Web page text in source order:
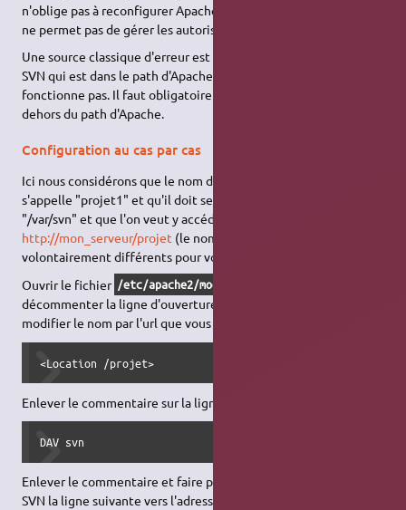
n'oblige pas à reconfigurer Apache pour chaque ajout mais qui
ne permet pas de gérer les autorisations finement.
Une source classique d'erreur est d'utiliser un répertoire pour
SVN qui est dans le path d'Apache, dans ce cas SVN ne
fonctionne pas. Il faut obligatoirement utiliser un répertoire en
dehors du path d'Apache.
Configuration au cas par cas
Ici nous considérons que le nom du dépôt que l'on veut créer
s'appelle "projet1" et qu'il doit se situer dans le répertoire
"/var/svn" et que l'on veut y accéder
http://mon_serveur/projet (le nom et l'url sont ici
volontairement différents pour voir la différence).
Ouvrir le fichier /etc/apache2/mods-enabled/dav_svn.conf
décommenter la ligne d'ouverture de l'environnement, et
modifier le nom par l'url que vous voulez utiliser:
<Location /projet>
Enlever le commentaire sur la ligne pour activer le module:
DAV svn
Enlever le commentaire et faire pointer vers votre répertoire
SVN la ligne suivante vers l'adresse du dépôt sur votre disque